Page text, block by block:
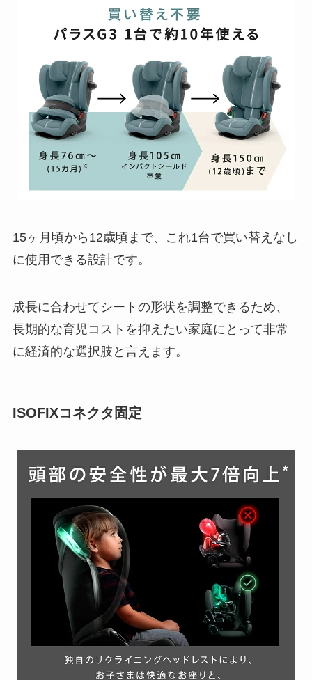
15ヶ月頃から12歳頃まで、これ1台で買い替えなし
に使用できる設計です。
成長に合わせてシートの形状を調整できるため、
長期的な育児コストを抑えたい家庭にとって非常
に経済的な選択肢と言えます。
ISOFIXコネクタ固定